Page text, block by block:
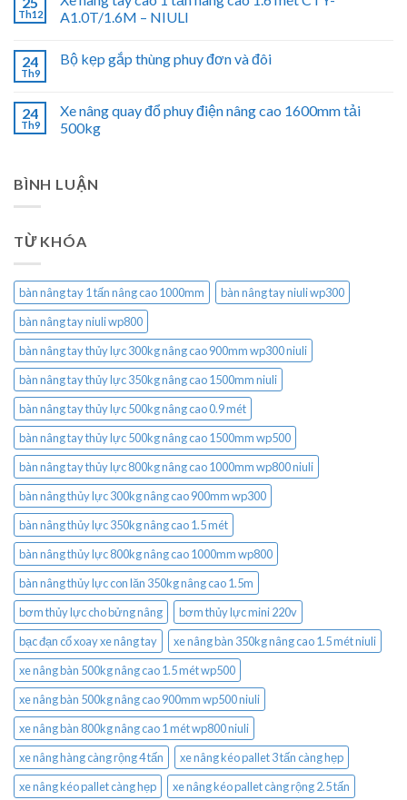
Th12
A1.0T/1.6M – NIULI
24
Th9
Bộ kẹp gắp thùng phuy đơn và đôi
24
Th9
Xe nâng quay đổ phuy điện nâng cao 1600mm tải
500kg
BÌNH LUẬN
TỪ KHÓA
bàn nâng tay 1 tấn nâng cao 1000mm
bàn nâng tay niuli wp300
bàn nâng tay niuli wp800
bàn nâng tay thủy lực 300kg nâng cao 900mm wp300 niuli
bàn nâng tay thủy lực 350kg nâng cao 1500mm niuli
bàn nâng tay thủy lực 500kg nâng cao 0.9 mét
bàn nâng tay thủy lực 500kg nâng cao 1500mm wp500
bàn nâng tay thủy lực 800kg nâng cao 1000mm wp800 niuli
bàn nâng thủy lực 300kg nâng cao 900mm wp300
bàn nâng thủy lực 350kg nâng cao 1.5 mét
bàn nâng thủy lực 800kg nâng cao 1000mm wp800
bàn nâng thủy lực con lăn 350kg nâng cao 1.5m
bơm thủy lực cho bửng nâng
bơm thủy lực mini 220v
bạc đạn cổ xoay xe nâng tay
xe nâng bàn 350kg nâng cao 1.5 mét niuli
xe nâng bàn 500kg nâng cao 1.5 mét wp500
xe nâng bàn 500kg nâng cao 900mm wp500 niuli
xe nâng bàn 800kg nâng cao 1 mét wp800 niuli
xe nâng hàng càng rộng 4 tấn
xe nâng kéo pallet 3 tấn càng hẹp
xe nâng kéo pallet càng hẹp
xe nâng kéo pallet càng rộng 2.5 tấn